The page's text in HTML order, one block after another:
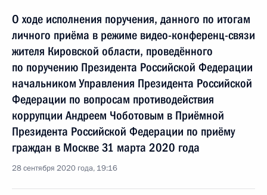
О ходе исполнения поручения, данного по итогам
личного приёма в режиме видео-конференц-связи
жителя Кировской области, проведённого
по поручению Президента Российской Федерации
начальником Управления Президента Российской
Федерации по вопросам противодействия
коррупции Андреем Чоботовым в Приёмной
Президента Российской Федерации по приёму
граждан в Москве 31 марта 2020 года
28 сентября 2020 года, 19:16